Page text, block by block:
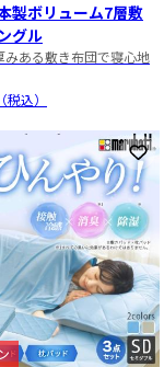
製ボリューム7層敷
グル
みある敷き布団で寝心地
（税込）
お